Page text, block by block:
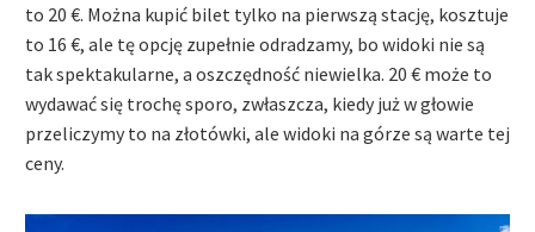
to 20 €. Można kupić bilet tylko na pierwszą stację, kosztuje
to 16 €, ale tę opcję zupełnie odradzamy, bo widoki nie są
tak spektakularne, a oszczędność niewielka. 20 € może to
wydawać się trochę sporo, zwłaszcza, kiedy już w głowie
przeliczymy to na złotówki, ale widoki na górze są warte tej
ceny.